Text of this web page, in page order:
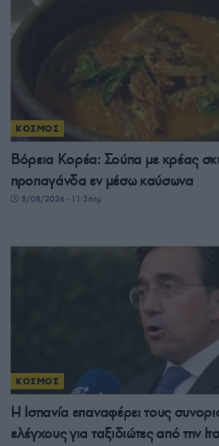
ΚΟΣΜΟΣ
Βόρεια Κορέα: Σούπα με κρέας
προπαγάνδα εν μέσω καύσωνα
8/08/2026 - 11:36πμ
ΚΟΣΜΟΣ
Η Ισπανία επαναφέρει τους
ελέγχους για ταξιδιώτες από την